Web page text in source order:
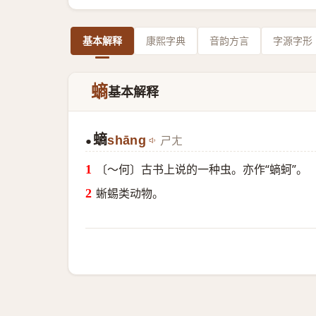
基本解释 康熙字典 音韵方言 字源字形
螪基本解释
● 螪shāng ㄕㄤ
〔～何〕古书上说的一种虫。亦作“螪蚵”。
蜥蜴类动物。